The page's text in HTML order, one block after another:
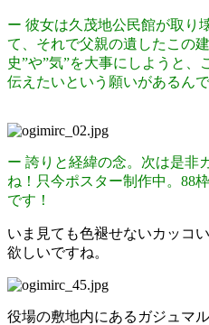
ー 彼女は久茂地公民館が取り
て、それで父親の遺したこの
史”や”気”を大事にしようと
伝えたいという願いがあるんで
ー 誇りと経緯の念。次は是非
ね！只今ポスター制作中。88
です！
いま見ても色褪せないカッコ
欲しいですね。
役場の敷地内にあるガジュマ